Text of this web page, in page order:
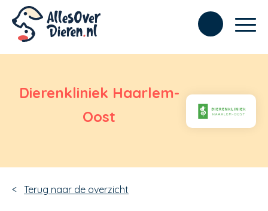
Dierenkliniek Haarlem-
Oost
Terug naar de overzicht